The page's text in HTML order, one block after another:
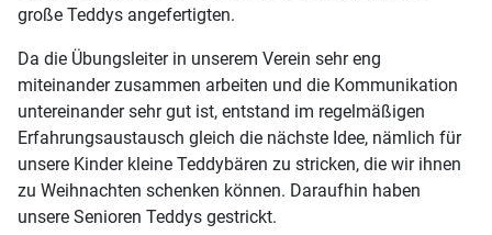
große Teddys angefertigten.
Da die Übungsleiter in unserem Verein sehr eng
miteinander zusammen arbeiten und die Kommunikation
untereinander sehr gut ist, entstand im regelmäßigen
Erfahrungsaustausch gleich die nächste Idee, nämlich für
unsere Kinder kleine Teddybären zu stricken, die wir ihnen
zu Weihnachten schenken können. Daraufhin haben
unsere Senioren Teddys gestrickt.